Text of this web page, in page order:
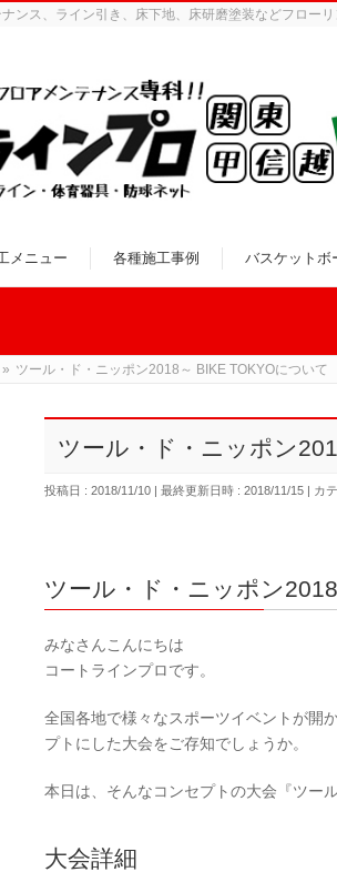
ンス、ライン引き、床下地、床研磨塗装などフローリ
メニュー 各種施工事例 バスケットボ
» ツール・ド・ニッポン2018～ BIKE TOKYOについて
ツール・ド・ニッポン
投稿日 : 2018/11/10 最終更新日時 : 2018/11/15 カ
ツール・ド・ニッポン
みなさんこんにちは
コートラインプロです。
全国各地で様々なスポーツイベントが開
プトにした大会をご存知でしょうか。
本日は、そんなコンセプトの大会『ツー
大会詳細